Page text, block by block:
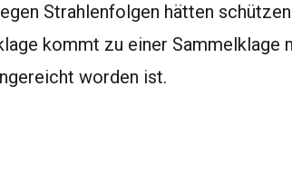
Strahlenfolgen hätten schützen
kommt zu einer Sammelklage
worden ist.